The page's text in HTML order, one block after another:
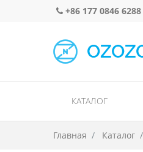
+86 177 0846 6288
КАТАЛОГ
Главная Каталог